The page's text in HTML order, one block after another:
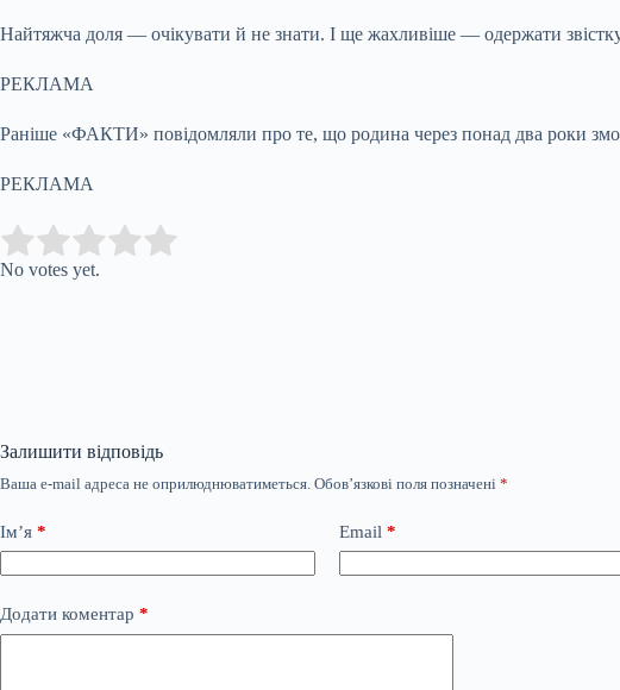
Найтяжча доля — очікувати й не знати. І ще жахливіше — одержати
РЕКЛАМА
Раніше «ФАКТИ» повідомляли про те, що родина через понад два роки
РЕКЛАМА
Rate this item:
No votes yet.
Залишити відповідь
Ваша e-mail адреса не оприлюднюватиметься. Обов’язкові поля позначені *
Ім’я * Email *
Додати коментар *